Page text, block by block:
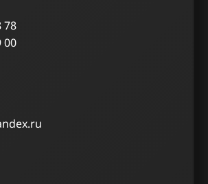
78
00